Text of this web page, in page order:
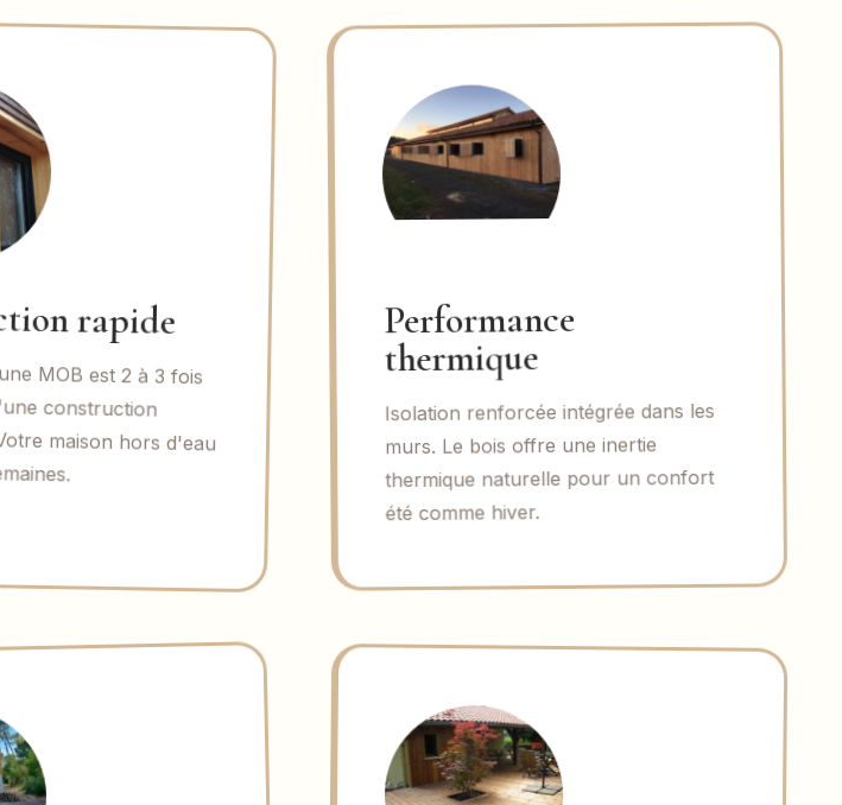
rapide
MOB est 2 à 3 fois
construction
maison hors d'eau
Performance
thermique
Isolation renforcée intégrée dans les
murs. Le bois offre une inertie
thermique naturelle pour un confort
été comme hiver.